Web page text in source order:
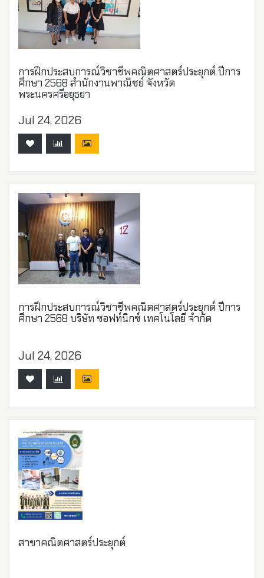
การฝึกประสบการณ์วิชาชีพคณิตศาสตร์ประยุกต์ ปีการ
ศึกษา 2568 สำนักงานพาณิชย์ จังหวัด
พระนครศรีอยุธยา
Jul 24, 2026
การฝึกประสบการณ์วิชาชีพคณิตศาสตร์ประยุกต์ ปีการ
ศึกษา 2568 บริษัท ซอฟท์นิกซ์ เทคโนโลยี จำกัด
Jul 24, 2026
สาขาคณิตศาสตร์ประยุกต์